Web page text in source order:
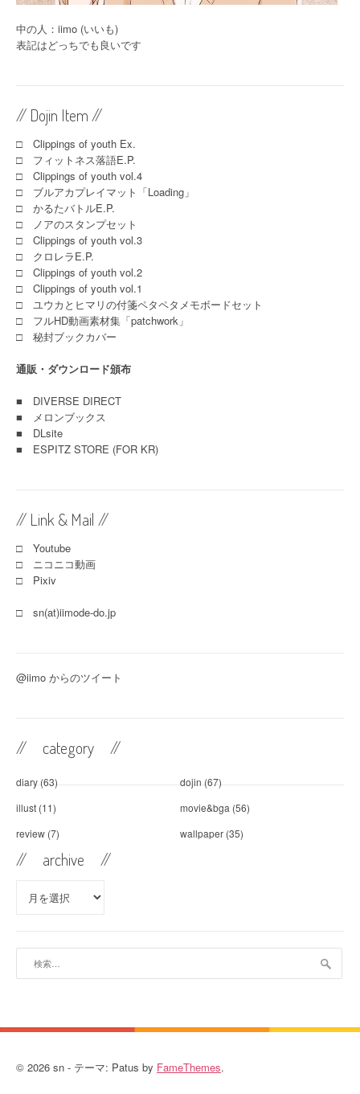
中の人：iimo (いいも)
表記はどっちでも良いです
// Dojin Item //
□ Clippings of youth Ex.
□ フィットネス落語E.P.
□ Clippings of youth vol.4
□ ブルアカプレイマット「Loading」
□ かるたバトルE.P.
□ ノアのスタンプセット
□ Clippings of youth vol.3
□ クロレラE.P.
□ Clippings of youth vol.2
□ Clippings of youth vol.1
□ ユウカとヒマリの付箋ペタペタメモボードセット
□ フルHD動画素材集「patchwork」
□ 秘封ブックカバー
通販・ダウンロード頒布
■ DIVERSE DIRECT
■
メロンブックス
■ DLsite
■ ESPITZ STORE (FOR KR)
// Link & Mail //
□ Youtube
□ ニコニコ動画
□ Pixiv
□ sn(at)iimode-do.jp
@iimo からのツイート
// category //
diary (63) dojin (67)
illust (11) movie&bga (56)
review (7) wallpaper (35)
// archive //
archive //
© 2026 sn - テーマ: Patus by FameThemes.